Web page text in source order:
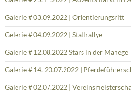
Galerie # 03.09.2022 | Orientierungsritt
Gelerie # 04.09.2022 | Stallrallye
Galerie # 12.08.2022 Stars in der Manege
Galerie # 14.-20.07.2022 |
Galerie # 02.07.2022 |